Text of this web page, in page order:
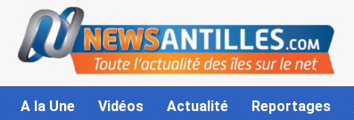
contenu
A la Une Vidéos Actualité Reportages